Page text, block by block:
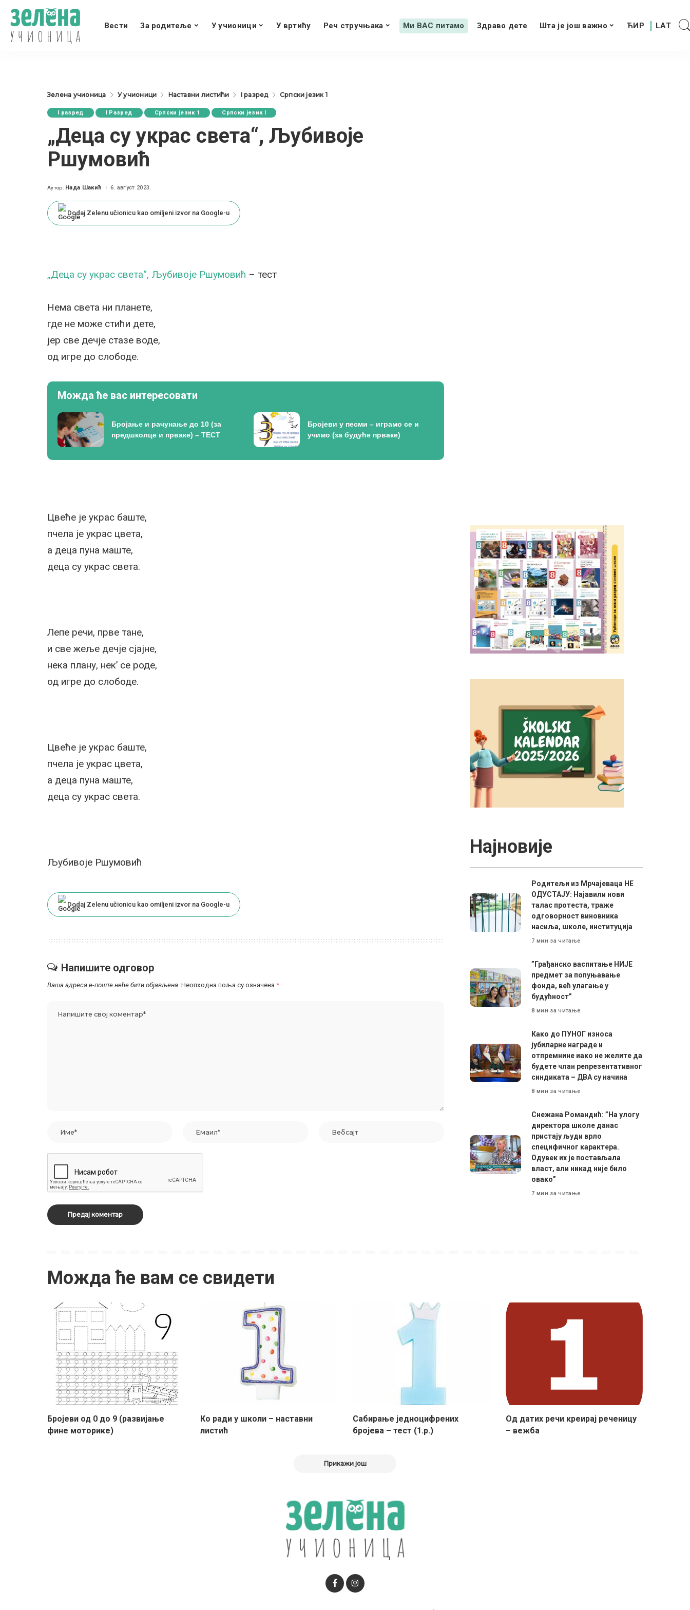
Вести За родитеље У учионици У вртићу Реч стручњака Ми ВАС питамо Здраво дете Шта је још важно
Зелена учионица У учионици Наставни листићи I разред Српски језик 1
I разред I Разред Српски језик 1 Српски језик I
„Деца су украс света“, Љубивоје
Ршумовић
Posted
Аутор: Нада Шакић 6. август 2023.
Dodaj Zelenu učionicu kao omiljeni izvor na Google-u
„Деца су украс света“, Љубивоје Ршумовић – тест
Нема света ни планете,
где не може стићи дете,
јер све дечје стазе воде,
од игре до слободе.
Можда ће вас интересовати
Бројање и рачунање до 10 (за
предшколце и прваке) – ТЕСТ
Бројеви у песми – играмо се и
учимо (за будуће прваке)
Цвеће је украс баште,
пчела је украс цвета,
а деца пуна маште,
деца су украс света.
Лепе речи, прве тане,
и све жеље дечје сјајне,
нека плану, нек’ се роде,
од игре до слободе.
Цвеће је украс баште,
пчела је украс цвета,
а деца пуна маште,
деца су украс света.
Љубивоје Ршумовић
Dodaj Zelenu učionicu kao omiljeni izvor na Google-u
Напишите одговор
Ваша адреса е-поште неће бити објављена. Неопходна поља су означена *
Најновије
Родитељи из Мрчајеваца НЕ
ОДУСТАЈУ: Најавили нови
талас протеста, траже
одговорност виновника
насиља, школе, институција
7 мин за читање
”Грађанско васпитање НИЈЕ
предмет за попуњавање
фонда, већ улагање у
будућност”
8 мин за читање
Како до ПУНОГ износа
јубиларне награде и
отпремнине иако не желите да
будете члан репрезентативног
синдиката – ДВА су начина
8 мин за читање
Снежана Романдић: ”На улогу
директора школе данас
пристају људи врло
специфичног карактера.
Одувек их је постављала
власт, али никад није било
овако”
7 мин за читање
Можда ће вам се свидети
Бројеви од 0 до 9 (развијање
фине моторике)
Ко ради у школи – наставни
листић
Сабирање једноцифрених
бројева – тест (1.р.)
Од датих речи креирај реченицу
– вежба
Прикажи још